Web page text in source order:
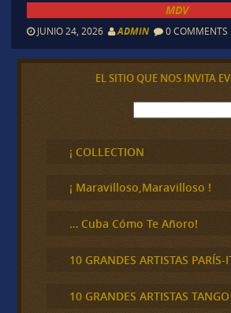
MDV
JUNIO 24, 2026 ADMIN 0 COMMENTS
EL SITIO QUE NOS INVITA
B
u
c
a
¡ COLLECTION
¡ Maravilloso,Maravilloso !
… Cuba Cómo Te Añoro!
10 GRANDES ARTISTAS PARÍS-
10 GRANDES ARTISTAS TANGO